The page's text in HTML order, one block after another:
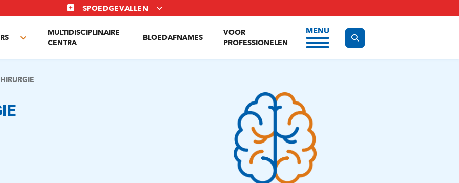
SPOEDGEVALLEN
Toggle
MULTIDISCIPLINAIRE
CENTRA
BLOEDAFNAMES
VOOR
PROFESSIONELEN
MENU
Display the search form